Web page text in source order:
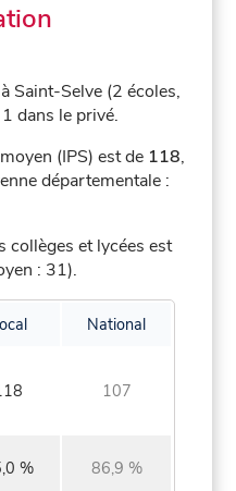
à Saint-Selve (2 écoles,
dans le privé.
(IPS) est de 118,
départementale :
collèges et lycées est
: 31).
National
107
% 86,9 %